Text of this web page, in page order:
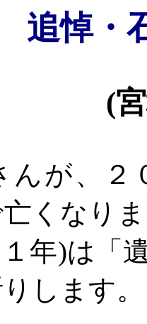
追悼・
(
が、２
くなり
年)は「
します。